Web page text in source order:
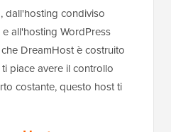
dall'hosting condiviso
all'hosting WordPress
DreamHost è costruito
piace avere il controllo
costante, questo host ti